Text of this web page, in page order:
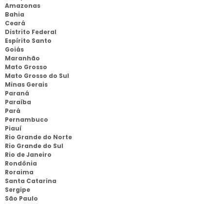
Amazonas
Bahia
Ceará
Distrito Federal
Espírito Santo
Goiás
Maranhão
Mato Grosso
Mato Grosso do Sul
Minas Gerais
Paraná
Paraíba
Pará
Pernambuco
Piauí
Rio Grande do Norte
Rio Grande do Sul
Rio de Janeiro
Rondônia
Roraima
Santa Catarina
Sergipe
São Paulo